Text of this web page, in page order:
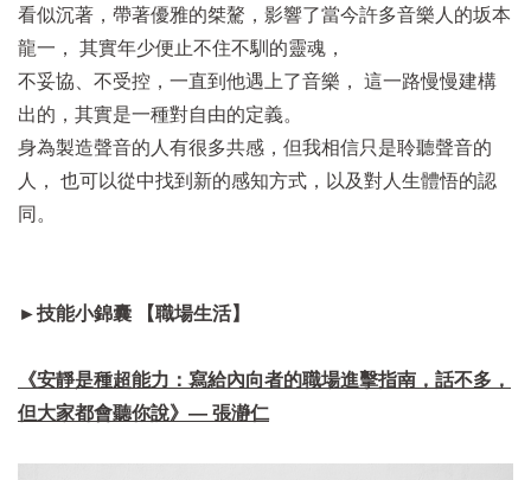
看似沉著，帶著優雅的桀驁，影響了當今許多音樂人的坂本
龍一， 其實年少便止不住不馴的靈魂，
不妥協、不受控，一直到他遇上了音樂， 這一路慢慢建構
出的，其實是一種對自由的定義。
身為製造聲音的人有很多共感，但我相信只是聆聽聲音的
人， 也可以從中找到新的感知方式，以及對人生體悟的認
同。
►技能小錦囊 【職場生活】
《安靜是種超能力：寫給內向者的職場進擊指南，話不多，
但大家都會聽你說》— 張瀞仁